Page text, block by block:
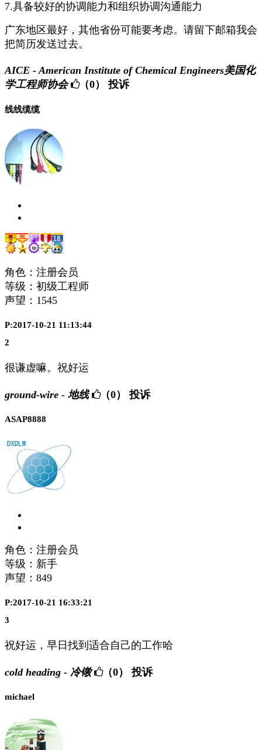
7.具备较好的协调能力和组织协调沟通能力
广东地区最好，其他省份可能要考虑。请留下邮箱我会
把简历发送过去。
AICE - American Institute of Chemical Engineers美国化
学工程师协会
（0） 投诉
线线缆缆
角色：注册会员
等级：初级工程师
声望： 1545
P:2017-10-21 11:13:44
2
很谦虚嘛。祝好运
ground-wire - 地线 （0） 投诉
ASAP8888
角色：注册会员
等级：新手
声望： 849
P:2017-10-21 16:33:21
3
祝好运，早日找到适合自己的工作哈
cold heading - 冷镦 （0） 投诉
michael